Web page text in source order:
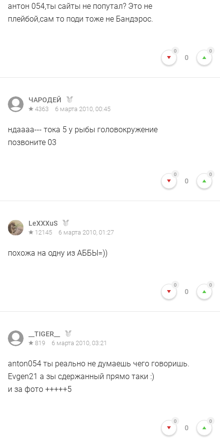
антон 054,ты сайты не попутал? Это не
плейбой,сам то поди тоже не Бандэрос.
0
0
0
ЧАРОДЕЙ
4363 6 марта 2010, 00:45
ндаааа--- тока 5 у рыбы головокружение
позвоните 03
0
0
0
LeXXXuS
12145 6 марта 2010, 01:27
похожа на одну из АББЫ=))
0
0
0
__TIGER__
819 6 марта 2010, 03:21
anton054 ты реально не думаешь чего говоришь.
Evgen21 а зы сдержанный прямо таки :)
и за фото +++++5
0
0
0